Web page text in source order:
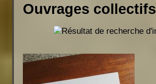
Ouvrages collectifs